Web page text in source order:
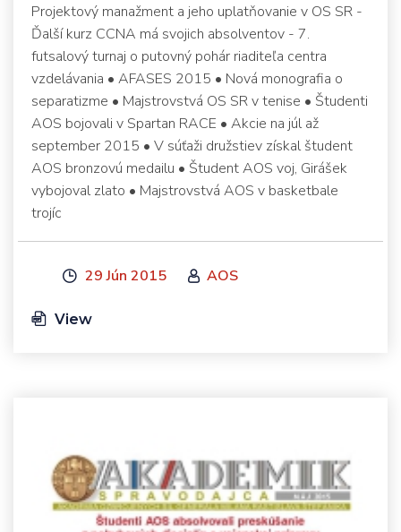
Projektový manažment a jeho uplatňovanie v OS SR -
Ďalší kurz CCNA má svojich absolventov - 7.
futsalový turnaj o putovný pohár riaditeľa centra
vzdelávania • AFASES 2015 • Nová monografia o
separatizme • Majstrovstvá OS SR v tenise • Študenti
AOS bojovali v Spartan RACE • Akcie na júl až
september 2015 • V súťaži družstiev získal študent
AOS bronzovú medailu • Študent AOS voj, Girášek
vybojoval zlato • Majstrovstvá AOS v basketbale
trojíc
29 Jún 2015 AOS
View